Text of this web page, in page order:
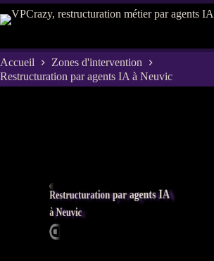
Passer
au
Accueil
Zones d'intervention
Restructuration par agents IA à Neuvic
Restructuration par agents IA
à Neuvic